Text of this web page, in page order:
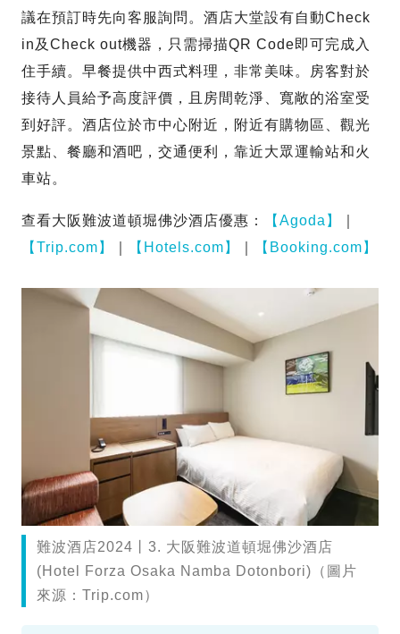
議在預訂時先向客服詢問。酒店大堂設有自動Check
in及Check out機器，只需掃描QR Code即可完成入
住手續。早餐提供中西式料理，非常美味。房客對於
接待人員給予高度評價，且房間乾淨、寬敞的浴室受
到好評。酒店位於市中心附近，附近有購物區、觀光
景點、餐廳和酒吧，交通便利，靠近大眾運輸站和火
車站。
查看大阪難波道頓堀佛沙酒店優惠： 【Agoda】
【Trip.com】
【Hotels.com】 【Booking.com】
難波酒店2024丨3. 大阪難波道頓堀佛沙酒店
(Hotel Forza Osaka Namba Dotonbori)（圖片
來源：Trip.com）